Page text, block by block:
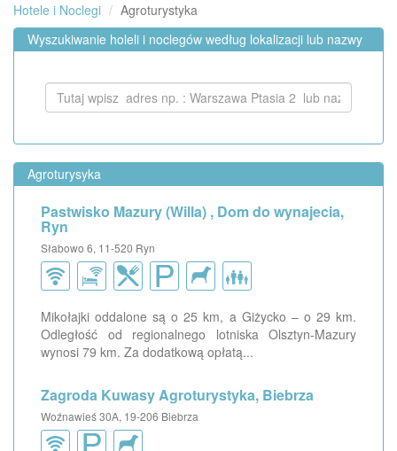
Hotele i Noclegi
Agroturystyka
Wyszukiwanie holeli i noclegów według lokalizacji lub nazwy
Agroturysyka
Pastwisko Mazury (Willa) , Dom do wynajecia,
Ryn
Słabowo 6, 11-520 Ryn
Mikołajki oddalone są o 25 km, a Giżycko – o 29 km.
Odległość od regionalnego lotniska Olsztyn-Mazury
wynosi 79 km. Za dodatkową opłatą...
Zagroda Kuwasy Agroturystyka, Biebrza
Woźnawieś 30A, 19-206 Biebrza